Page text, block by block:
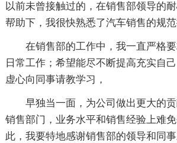
以前未曾接触过的，在销售部领导的
帮助下，我很快熟悉了汽车销售的规范
在销售部的工作中，我一直严格
日常工作；希望能尽不断提高充实自
虚心向同事请教学习，
早独当一面，为公司做出更大的
销售部门，业务水平和销售经验上难
此，我要特地感谢销售部的领导和同